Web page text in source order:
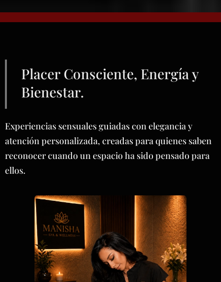
Placer Consciente, Energía y
Bienestar.
Experiencias sensuales guiadas con elegancia y
atención personalizada, creadas para quienes saben
reconocer cuando un espacio ha sido pensado para
ellos.